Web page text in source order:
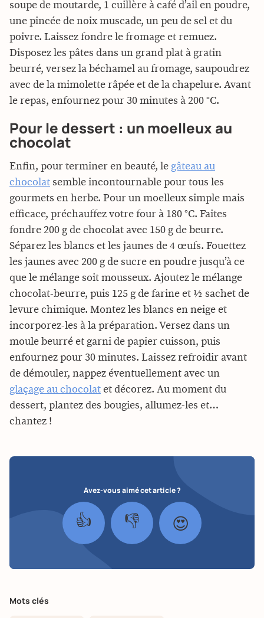
soupe de moutarde, 1 cuillère à café d’ail en poudre,
une pincée de noix muscade, un peu de sel et du
poivre. Laissez fondre le fromage et remuez.
Disposez les pâtes dans un grand plat à gratin
beurré, versez la béchamel au fromage, saupoudrez
avec de la mimolette râpée et de la chapelure. Avant
le repas, enfournez pour 30 minutes à 200 °C.
Pour le dessert : un moelleux au
chocolat
Enfin, pour terminer en beauté, le gâteau au
chocolat semble incontournable pour tous les
gourmets en herbe. Pour un moelleux simple mais
efficace, préchauffez votre four à 180 °C. Faites
fondre 200 g de chocolat avec 150 g de beurre.
Séparez les blancs et les jaunes de 4 œufs. Fouettez
les jaunes avec 200 g de sucre en poudre jusqu’à ce
que le mélange soit mousseux. Ajoutez le mélange
chocolat-beurre, puis 125 g de farine et ½ sachet de
levure chimique. Montez les blancs en neige et
incorporez-les à la préparation. Versez dans un
moule beurré et garni de papier cuisson, puis
enfournez pour 30 minutes. Laissez refroidir avant
de démouler, nappez éventuellement avec un
glaçage au chocolat et décorez. Au moment du
dessert, plantez des bougies, allumez-les et…
chantez !
Avez-vous aimé cet article ?
👍 👎 😍
Mots clés